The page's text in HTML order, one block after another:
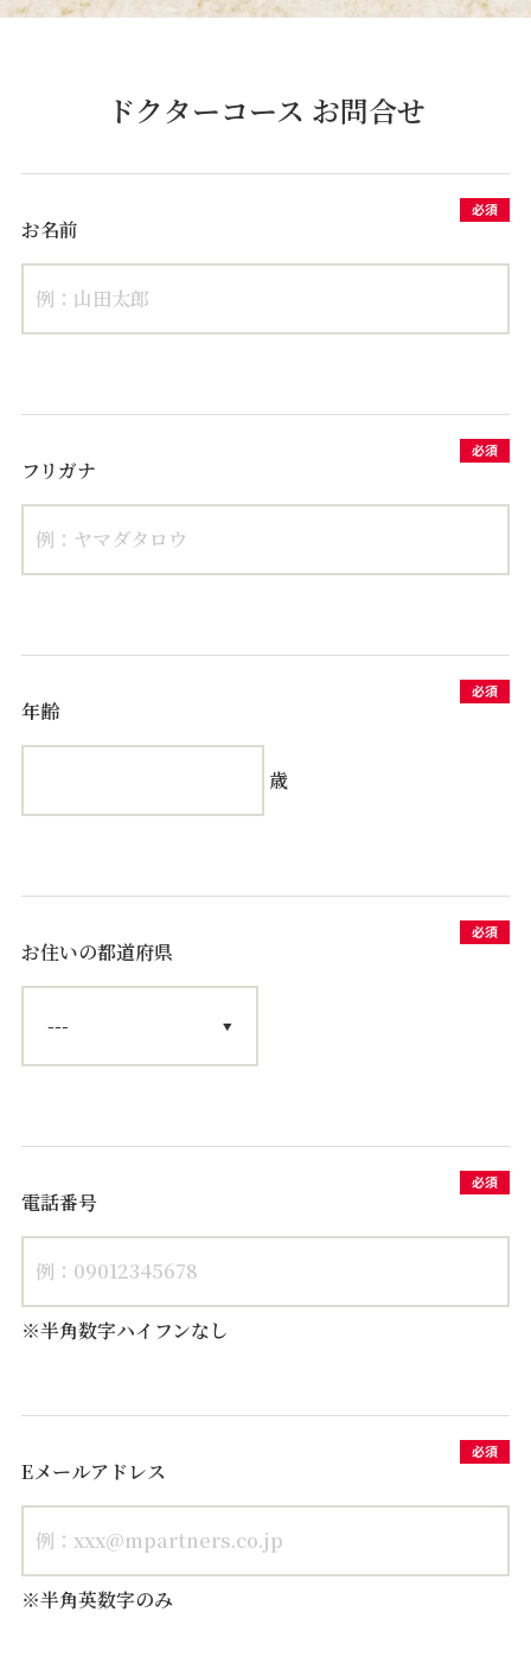
ドクターコース お問合せ
お名前
フリガナ
年齢
歳
お住いの都道府県
電話番号
※半角数字ハイフンなし
Eメールアドレス
※半角英数字のみ